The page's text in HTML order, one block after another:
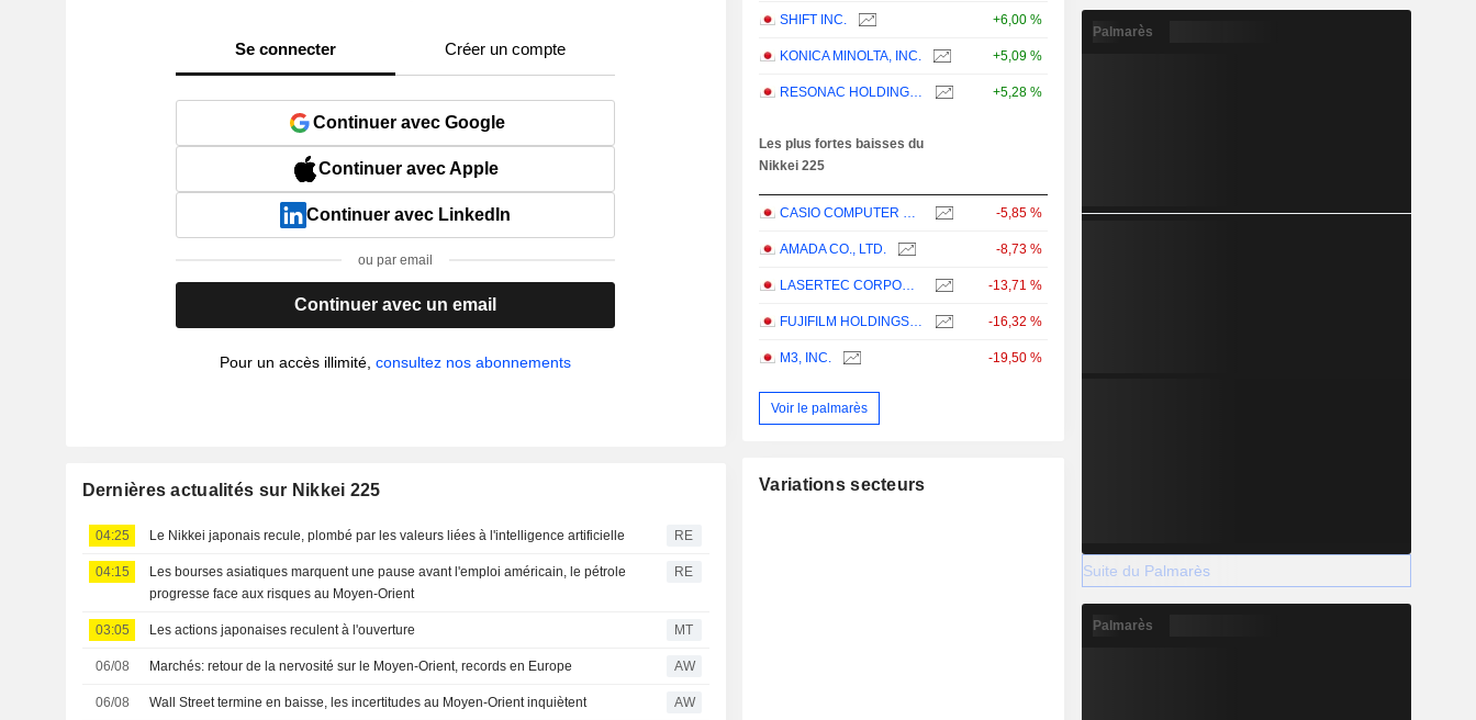
Se connecter Créer un compte
Continuer avec Google
Continuer avec Apple
Continuer avec LinkedIn
ou par email
Continuer avec un email
Pour un accès illimité,consultez nos abonnements
Dernières actualités sur Nikkei 225
04:25 Le Nikkei japonais recule, plombé par les valeurs liées à l'intelligence artificielle RE
04:15
Les bourses asiatiques marquent une pause avant l'emploi américain, le pétrole
progresse face aux risques au Moyen-Orient
RE
03:05 Les actions japonaises reculent à l'ouverture MT
06/08 Marchés: retour de la nervosité sur le Moyen-Orient, records en Europe AW
06/08 Wall Street termine en baisse, les incertitudes au Moyen-Orient inquiètent AW
SHIFT INC. +6,00 %
KONICA MINOLTA, INC. +5,09 %
RESONAC HOLDINGS CORPORATION +5,28 %
Les plus fortes baisses du
Nikkei 225
CASIO COMPUTER CO.,LTD. -5,85 %
AMADA CO., LTD. -8,73 %
LASERTEC CORPORATION -13,71 %
FUJIFILM HOLDINGS CORPORATION -16,32 %
M3, INC. -19,50 %
Voir le palmarès
Variations secteurs
Palmarès
Suite du Palmarès
Palmarès